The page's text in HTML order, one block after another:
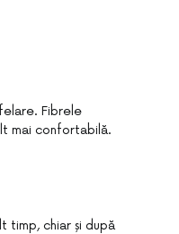
Fibrele
mai confortabilă.
timp, chiar și după